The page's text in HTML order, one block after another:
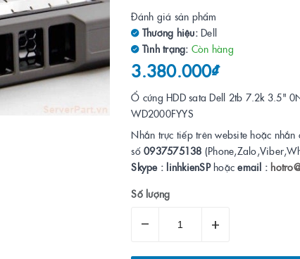
Đánh giá sản phẩm
Thương hiệu: Dell
Tình trạng: Còn hàng
3.380.000₫
Ổ cứng HDD sata Dell 2tb 7.2k 3.5"
WD2000FYYS
Nhắn trực tiếp trên website hoặc nhắn
số0937575138
Skype : linhkienSPhoặcemail :
Số lượng
– +